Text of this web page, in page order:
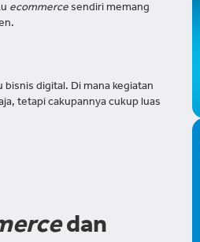
ecommerce sendiri memang
bisnis digital. Di mana kegiatan
tetapi cakupannya cukup luas
dan